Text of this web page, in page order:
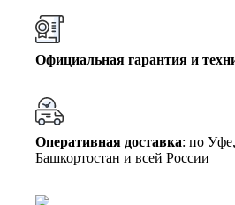
Официальная гарантия и
Оперативная доставка: по
Башкортостан и всей России